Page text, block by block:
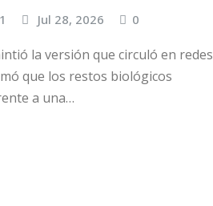
Jul 28, 2026 0
la versión que circuló en redes
que los restos biológicos
a una…